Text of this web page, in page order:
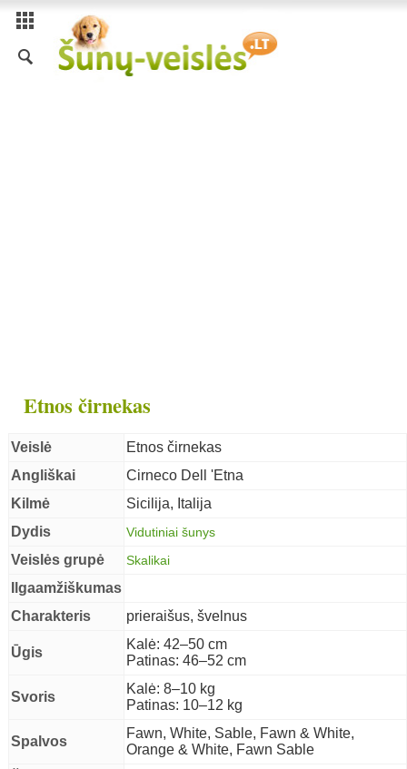
Etnos čirnekas
Veislė
Etnos čirnekas
Angliškai
Cirneco Dell 'Etna
Kilmė
Sicilija, Italija
Dydis
Vidutiniai šunys
Veislės grupė Skalikai
Ilgaamžiškumas
Charakteris
prieraišus, švelnus
Ūgis
Kalė: 42–50 cm
Patinas: 46–52 cm
Svoris
Kalė: 8–10 kg
Patinas: 10–12 kg
Spalvos
Fawn, White, Sable, Fawn & White,
Orange & White, Fawn Sable